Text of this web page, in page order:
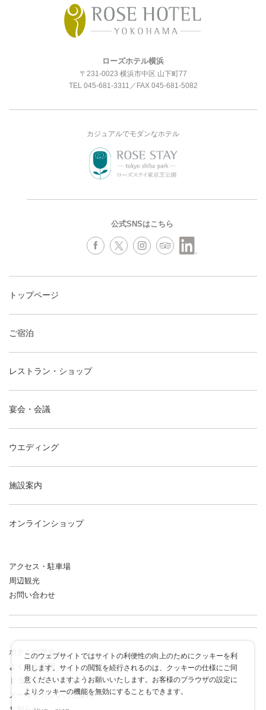
このウェブサイトではサイトの利便性の向上のためにクッキーを利
用します。サイトの閲覧を続行されるのは、クッキーの仕様にご同
意くださいますようお願いいたします。お客様のブラウザの設定に
よりクッキーの機能を無効にすることもできます。
ローズホテル横浜
〒231-0023 横浜市中区 山下町77
TEL 045-681-3311 ／FAX 045-681-5082
カジュアルでモダンなホテル
公式SNSはこちら
トップページ
ご宿泊
レストラン・ショップ
宴会・会議
ウエディング
施設案内
オンラインショップ
アクセス・駐車場
周辺観光
お問い合わせ
ホテルの歴史
よくある質問
ドラゴンポイントカード
メールマガジンのご案内